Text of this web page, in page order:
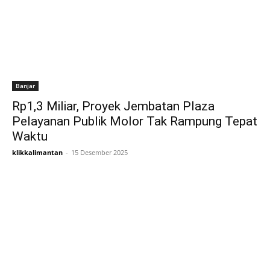
Banjar
Rp1,3 Miliar, Proyek Jembatan Plaza
Pelayanan Publik Molor Tak Rampung Tepat
Waktu
klikkalimantan - 15 Desember 2025